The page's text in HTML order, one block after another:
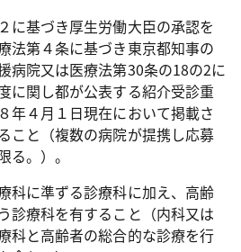
基づき厚生労働大臣の承認を
法第４条に基づき東京都知事の
病院又は医療法第30条の18の2に
に関し都が公表する紹介受診重
年４月１日現在において掲載さ
こと（複数の病院が提携し応募
る。）。
に準ずる診療科に加え、高齢
診療科を有すること（内科又は
科と高齢者の総合的な診療を行